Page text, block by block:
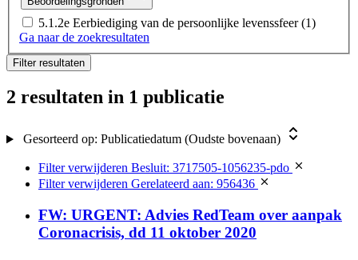
5.1.2e Eerbiediging van de persoonlijke levenssfeer (1)
Ga naar de zoekresultaten
Filter resultaten
2 resultaten in 1 publicatie
Gesorteerd op: Publicatiedatum (Oudste bovenaan)
Filter verwijderen Besluit: 3717505-1056235-pdo
Filter verwijderen Gerelateerd aan: 956436
FW: URGENT: Advies RedTeam over aanpak
Coronacrisis, dd 11 oktober 2020